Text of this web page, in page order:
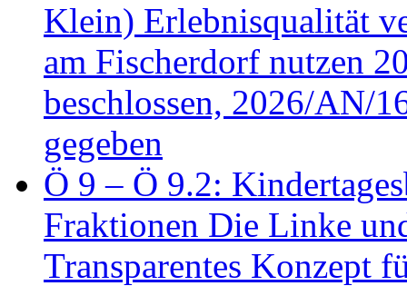
Klein) Erlebnisqualität
am Fischerdorf nutzen
beschlossen, 2026/AN/
gegeben
Ö 9 – Ö 9.2:
Fraktionen Die Linke
Transparentes Konzept